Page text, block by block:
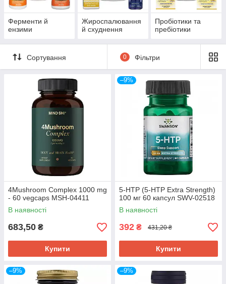
Ферменти й
ензими
Жироспалювання
й схуднення
Пробіотики та
пребіотики
Сортування 0 Фільтри
4Mushroom Complex 1000 mg
- 60 vegcaps MSH-04411
В наявності
683,50 ₴
Купити
–9%
5-HTP (5-HTP Extra Strength)
100 мг 60 капсул SWV-02518
В наявності
392 ₴ 431,20 ₴
Купити
–9% –9%